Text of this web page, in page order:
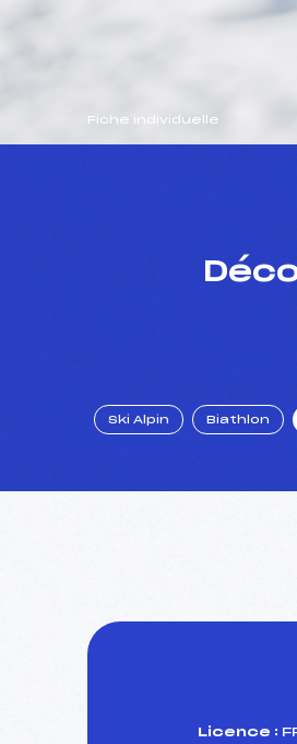
Fiche individuelle
Ski Alpin Biathlon
Licence :